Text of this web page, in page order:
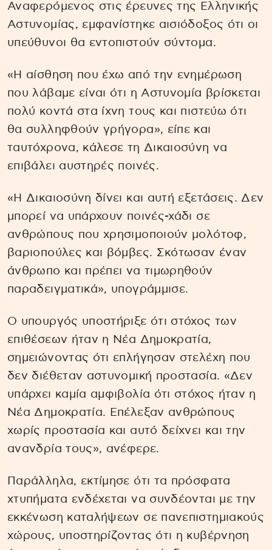
Αναφερόμενος στις έρευνες της Ελληνικής
Αστυνομίας, εμφανίστηκε αισιόδοξος ότι οι
υπεύθυνοι θα εντοπιστούν σύντομα.
«Η αίσθηση που έχω από την ενημέρωση
που λάβαμε είναι ότι η Αστυνομία βρίσκεται
πολύ κοντά στα ίχνη τους και πιστεύω ότι
θα συλληφθούν γρήγορα», είπε και
ταυτόχρονα, κάλεσε τη Δικαιοσύνη να
επιβάλει αυστηρές ποινές.
«Η Δικαιοσύνη δίνει και αυτή εξετάσεις. Δεν
μπορεί να υπάρχουν ποινές-χάδι σε
ανθρώπους που χρησιμοποιούν μολότοφ,
βαριοπούλες και βόμβες. Σκότωσαν έναν
άνθρωπο και πρέπει να τιμωρηθούν
παραδειγματικά», υπογράμμισε.
Ο υπουργός υποστήριξε ότι στόχος των
επιθέσεων ήταν η Νέα Δημοκρατία,
σημειώνοντας ότι επλήγησαν στελέχη που
δεν διέθεταν αστυνομική προστασία. «Δεν
υπάρχει καμία αμφιβολία ότι στόχος ήταν η
Νέα Δημοκρατία. Επέλεξαν ανθρώπους
χωρίς προστασία και αυτό δείχνει και την
ανανδρία τους», ανέφερε.
Παράλληλα, εκτίμησε ότι τα πρόσφατα
χτυπήματα ενδέχεται να συνδέονται με την
εκκένωση καταλήψεων σε πανεπιστημιακούς
χώρους, υποστηρίζοντας ότι η κυβέρνηση